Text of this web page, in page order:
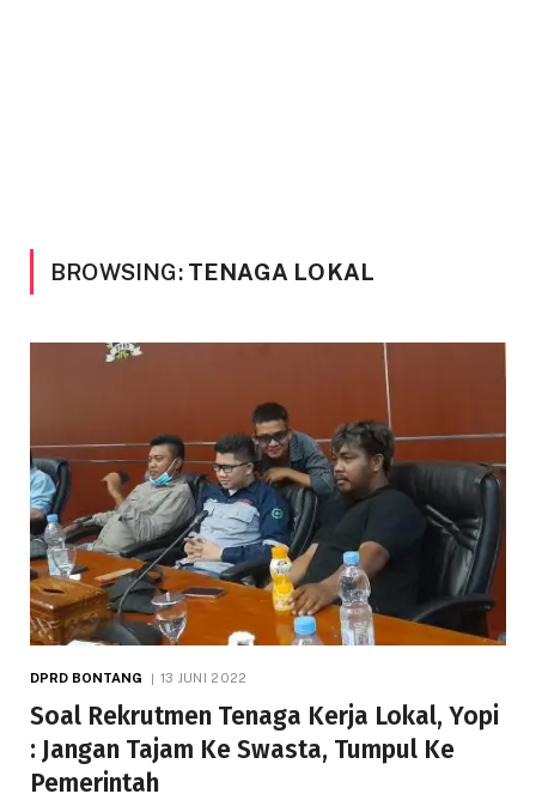
BROWSING: TENAGA LOKAL
DPRD BONTANG 13 JUNI 2022
Soal Rekrutmen Tenaga Kerja Lokal, Yopi
: Jangan Tajam Ke Swasta, Tumpul Ke
Pemerintah